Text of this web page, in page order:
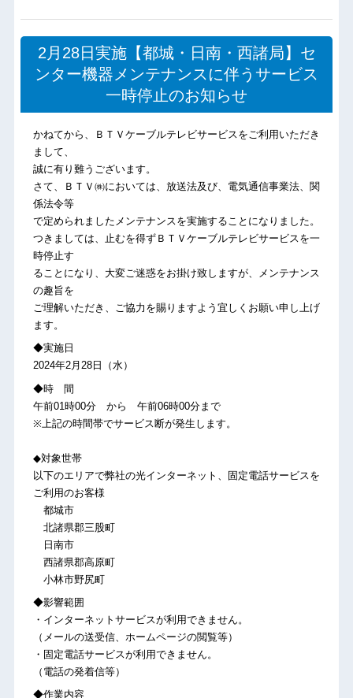
2月28日実施【都城・日南・西諸局】セ
ンター機器メンテナンスに伴うサービス
一時停止のお知らせ
かねてから、ＢＴＶケーブルテレビサービスをご利用いただき
まして、
誠に有り難うございます。
さて、ＢＴＶ㈱においては、放送法及び、電気通信事業法、関
係法令等
で定められましたメンテナンスを実施することになりました。
つきましては、止むを得ずＢＴＶケーブルテレビサービスを一
時停止す
ることになり、大変ご迷惑をお掛け致しますが、メンテナンス
の趣旨を
ご理解いただき、ご協力を賜りますよう宜しくお願い申し上げ
ます。
◆実施日
2024年2月28日（水）
◆時 間
午前01時00分 から 午前06時00分まで
※上記の時間帯でサービス断が発生します。
◆対象世帯
以下のエリアで弊社の光インターネット、固定電話サービスを
ご利用のお客様
都城市
北諸県郡三股町
日南市
西諸県郡高原町
小林市野尻町
◆影響範囲
・インターネットサービスが利用できません。
（メールの送受信、ホームページの閲覧等）
・固定電話サービスが利用できません。
（電話の発着信等）
◆作業内容